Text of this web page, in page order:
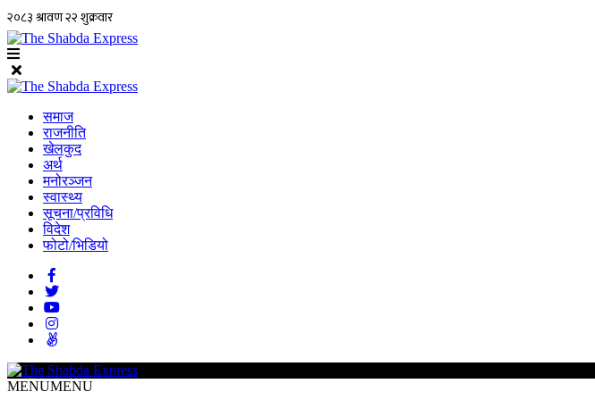
समाज
राजनीति
खेलकुद
अर्थ
मनोरञ्जन
स्वास्थ्य
सूचना/प्रविधि
विदेश
फोटो/भिडियो
MENUMENU